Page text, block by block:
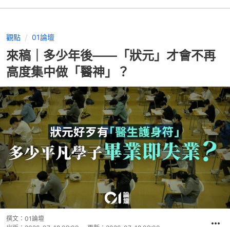
觀點 01論壇
來稿｜多少年後——「狀元」才會不再
高度集中做「醫神」？
撰文： 01論壇